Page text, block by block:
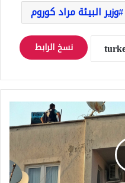
وزير البيئة مراد كوروم
نسخ الرابط